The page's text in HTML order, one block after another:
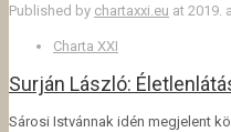
Published by chartaxxi.eu at 2019.
Charta XXI
Surján László:
Sárosi Istvánnak idén megjelent